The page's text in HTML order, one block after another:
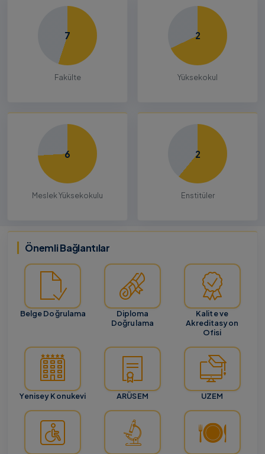
7
Fakülte
2
Yüksekokul
6
Meslek Yüksekokulu
2
Enstitüler
Önemli Bağlantılar
Belge Doğrulama
Diploma
Doğrulama
Kalite ve
Akreditasyon
Ofisi
Yenisey Konukevi ARÜSEM UZEM